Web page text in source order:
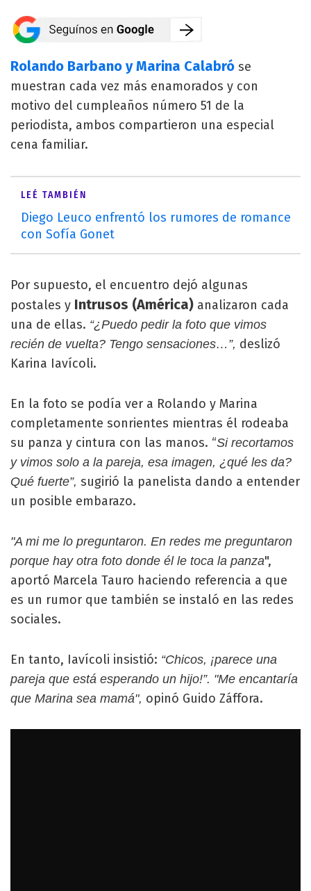
Rolando Barbano y Marina Calabró se
muestran cada vez más enamorados y con
motivo del cumpleaños número 51 de la
periodista, ambos compartieron una especial
cena familiar.
LEÉ TAMBIÉN
Diego Leuco enfrentó los rumores de romance
con Sofía Gonet
Por supuesto, el encuentro dejó algunas
postales y Intrusos (América) analizaron cada
una de ellas. “¿Puedo pedir la foto que vimos
recién de vuelta? Tengo sensaciones…”, deslizó
Karina Iavícoli.
En la foto se podía ver a Rolando y Marina
completamente sonrientes mientras él rodeaba
su panza y cintura con las manos. “Si recortamos
y vimos solo a la pareja, esa imagen, ¿qué les da?
Qué fuerte”, sugirió la panelista dando a entender
un posible embarazo.
"A mi me lo preguntaron. En redes me preguntaron
porque hay otra foto donde él le toca la panza",
aportó Marcela Tauro haciendo referencia a que
es un rumor que también se instaló en las redes
sociales.
En tanto, Iavícoli insistió: “Chicos, ¡parece una
pareja que está esperando un hijo!”. "Me encantaría
que Marina sea mamá", opinó Guido Záffora.